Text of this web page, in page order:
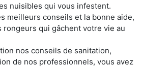
nuisibles qui vous infestent.
meilleurs conseils et la bonne aide,
rongeurs qui gâchent votre vie au
nos conseils de sanitation,
de nos professionnels, vous avez